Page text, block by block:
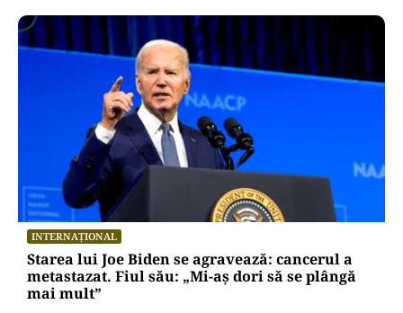
INTERNAȚIONAL
Starea lui Joe Biden se agravează: cancerul a
metastazat. Fiul său: „Mi-aș dori să se plângă
mai mult”